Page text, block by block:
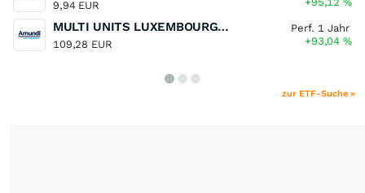
9,94 EUR
MULTI UNITS LUXEMBOURG - Lyxor MSCI Semiconductors ESG Filtered
109,28 EUR
Perf. 1 Jahr
+93,04%
zur ETF-Suche »